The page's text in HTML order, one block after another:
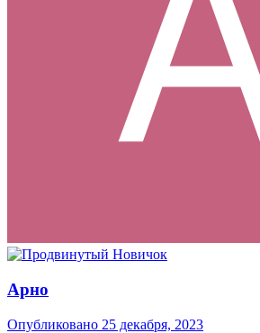
Арно
Опубликовано 25 декабря, 2023